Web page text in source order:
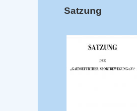
Satzung